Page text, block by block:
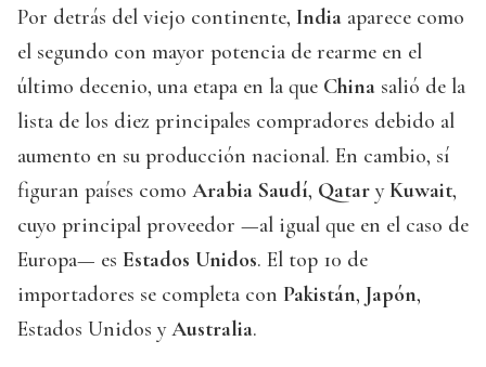
Por detrás del viejo continente, India aparece como
el segundo con mayor potencia de rearme en el
último decenio, una etapa en la que China salió de la
lista de los diez principales compradores debido al
aumento en su producción nacional. En cambio, sí
figuran países como Arabia Saudí, Qatar yKuwait,
cuyo principal proveedor —al igual que en el caso de
Europa— es Estados Unidos. El top 10 de
importadores se completa con Pakistán, Japón,
Estados Unidos yAustralia.